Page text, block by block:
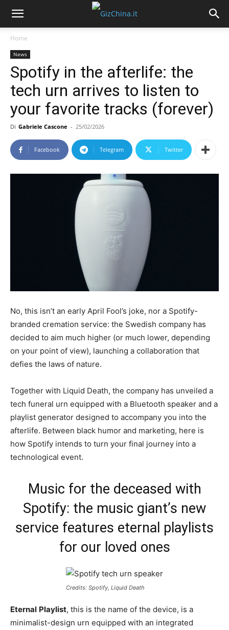
Home
News
Spotify in the afterlife: the
tech urn arrives to listen to
your favorite tracks (forever)
Di Gabriele Cascone - 25/02/2026
Facebook Telegram Twitter
No, this isn’t an early April Fool’s joke, nor a Spotify-
branded cremation service: the Swedish company has
decided to aim much higher (or much lower, depending
on your point of view), launching a collaboration that
defies the laws of nature.
Together with Liquid Death, the company has unveiled a
tech funeral urn equipped with a Bluetooth speaker and a
playlist generator designed to accompany you into the
afterlife. Between black humor and marketing, here is
how Spotify intends to turn your final journey into a
technological event.
Music for the deceased with
Spotify: the music giant’s new
service features eternal playlists
for our loved ones
Credits: Spotify, Liquid Death
Eternal Playlist, this is the name of the device, is a
minimalist-design urn equipped with an integrated